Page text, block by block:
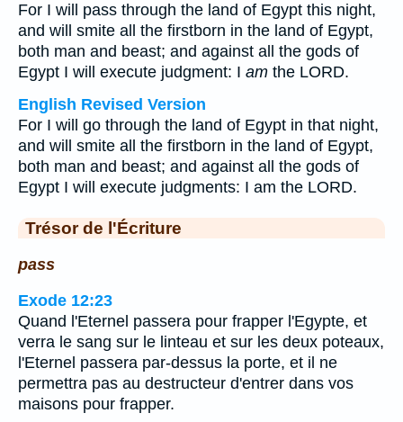
For I will pass through the land of Egypt this night,
and will smite all the firstborn in the land of Egypt,
both man and beast; and against all the gods of
Egypt I will execute judgment: I am the LORD.
English Revised Version
For I will go through the land of Egypt in that night,
and will smite all the firstborn in the land of Egypt,
both man and beast; and against all the gods of
Egypt I will execute judgments: I am the LORD.
Trésor de l'Écriture
pass
Exode 12:23
Quand l'Eternel passera pour frapper l'Egypte, et
verra le sang sur le linteau et sur les deux poteaux,
l'Eternel passera par-dessus la porte, et il ne
permettra pas au destructeur d'entrer dans vos
maisons pour frapper.